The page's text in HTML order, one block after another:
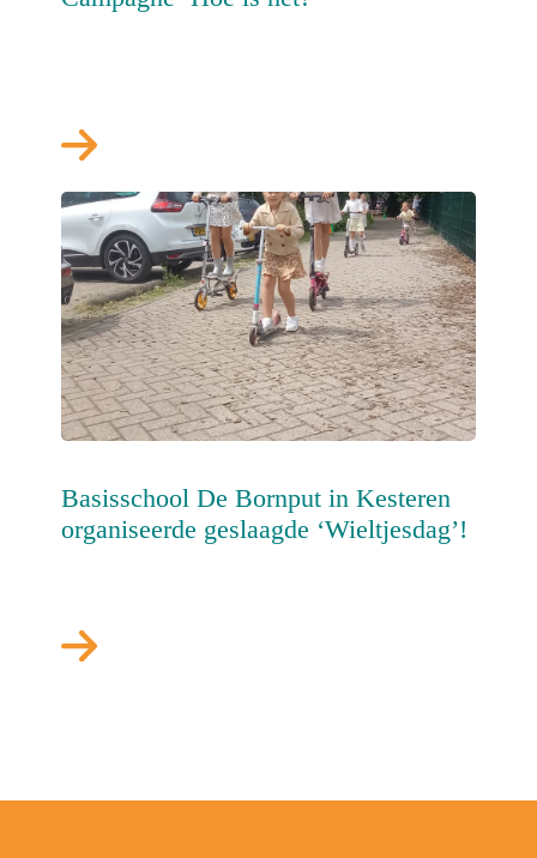
Basisschool De Bornput in Kesteren
organiseerde geslaagde ‘Wieltjesdag’!